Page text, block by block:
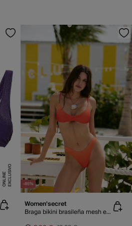
E
X
C
L
U
SI
V
O
O
N
LI
N
E -85%
Women'secret
Braga bikini brasileña mesh efecto U